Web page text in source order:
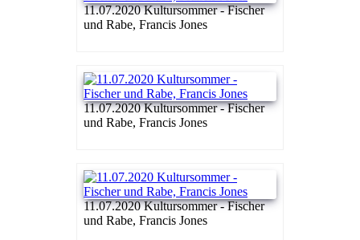
11.07.2020 Kultursommer - Fischer
und Rabe, Francis Jones
11.07.2020 Kultursommer - Fischer
und Rabe, Francis Jones
11.07.2020 Kultursommer - Fischer
und Rabe, Francis Jones